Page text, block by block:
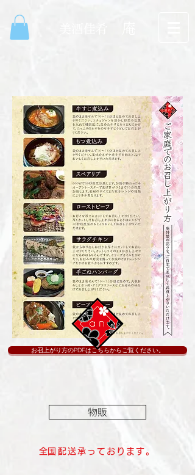
お召上がり方のPDFはこちらからご覧ください。
物販
​全国配送承っております。